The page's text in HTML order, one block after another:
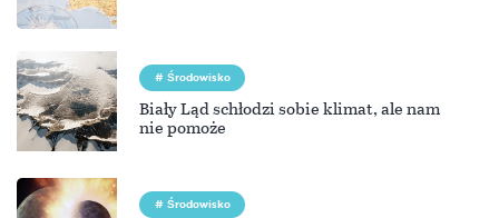
Środowisko
Biały Ląd schłodzi sobie klimat, ale nam
nie pomoże
Środowisko